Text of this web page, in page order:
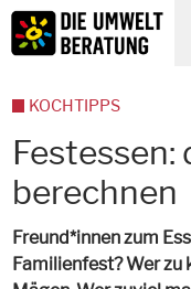
Inhalt
Suche
Festessen:
berechnen
Freund*innen zum
Familienfest? Wer
KOCHTIPPS